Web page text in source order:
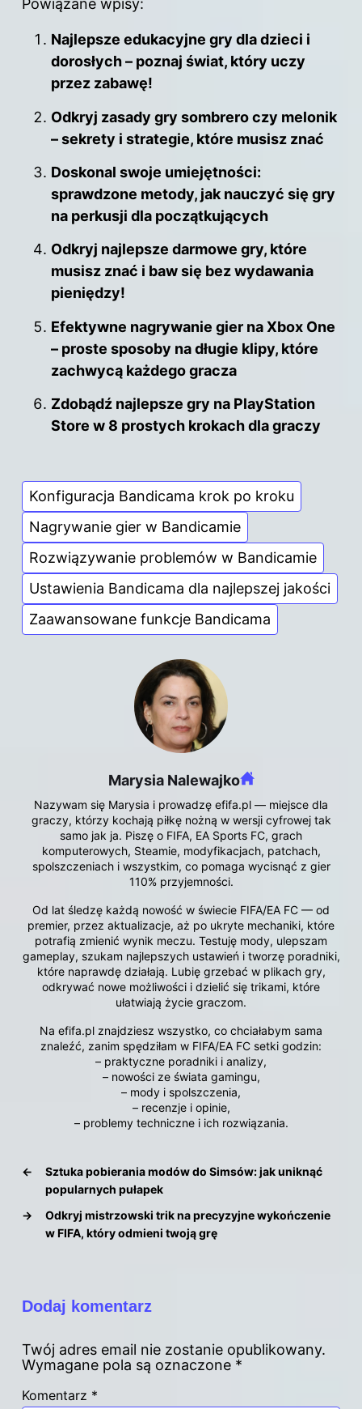
Powiązane wpisy:
Najlepsze edukacyjne gry dla dzieci i
dorosłych – poznaj świat, który uczy
przez zabawę!
Odkryj zasady gry sombrero czy melonik
– sekrety i strategie, które musisz znać
Doskonal swoje umiejętności:
sprawdzone metody, jak nauczyć się gry
na perkusji dla początkujących
Odkryj najlepsze darmowe gry, które
musisz znać i baw się bez wydawania
pieniędzy!
Efektywne nagrywanie gier na Xbox One
– proste sposoby na długie klipy, które
zachwycą każdego gracza
Zdobądź najlepsze gry na PlayStation
Store w 8 prostych krokach dla graczy
Konfiguracja Bandicama krok po kroku
Nagrywanie gier w Bandicamie
Rozwiązywanie problemów w Bandicamie
Ustawienia Bandicama dla najlepszej jakości
Zaawansowane funkcje Bandicama
Marysia Nalewajko
Nazywam się Marysia i prowadzę efifa.pl — miejsce dla
graczy, którzy kochają piłkę nożną w wersji cyfrowej tak
samo jak ja. Piszę o FIFA, EA Sports FC, grach
komputerowych, Steamie, modyfikacjach, patchach,
spolszczeniach i wszystkim, co pomaga wycisnąć z gier
110% przyjemności.
Od lat śledzę każdą nowość w świecie FIFA/EA FC — od
premier, przez aktualizacje, aż po ukryte mechaniki, które
potrafią zmienić wynik meczu. Testuję mody, ulepszam
gameplay, szukam najlepszych ustawień i tworzę poradniki,
które naprawdę działają. Lubię grzebać w plikach gry,
odkrywać nowe możliwości i dzielić się trikami, które
ułatwiają życie graczom.
Na efifa.pl znajdziesz wszystko, co chciałabym sama
znaleźć, zanim spędziłam w FIFA/EA FC setki godzin:
– praktyczne poradniki i analizy,
– nowości ze świata gamingu,
– mody i spolszczenia,
– recenzje i opinie,
– problemy techniczne i ich rozwiązania.
←
Sztuka pobierania modów do Simsów: jak uniknąć
popularnych pułapek
→
Odkryj mistrzowski trik na precyzyjne wykończenie
w FIFA, który odmieni twoją grę
Dodaj komentarz
Twój adres email nie zostanie opublikowany.
Wymagane pola są oznaczone *
Komentarz *